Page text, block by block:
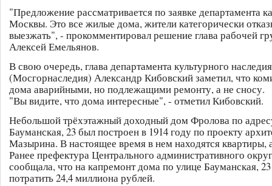
"Предложение рассматривается по заявке департамента
Москвы. Это все жилые дома, жители категорически
выезжать", - прокомментировал решение глава рабочей
Алексей Емельянов.
В свою очередь, глава департамента культурного
(Мосгорнаследия) Александр Кибовский заметил, что
дома аварийными, но подлежащими ремонту, а не сносу.
"Вы видите, что дома интересные", - отметил Кибовский.
Небольшой трёхэтажный доходный дом Фролова по
Бауманская, 23 был построен в 1914 году по проекту
Мазырина. В настоящее время в нем находятся квартиры,
Ранее префектура Центрального административного
сообщала, что на капремонт дома по улице Бауманская,
потратить 24,4 миллиона рублей.